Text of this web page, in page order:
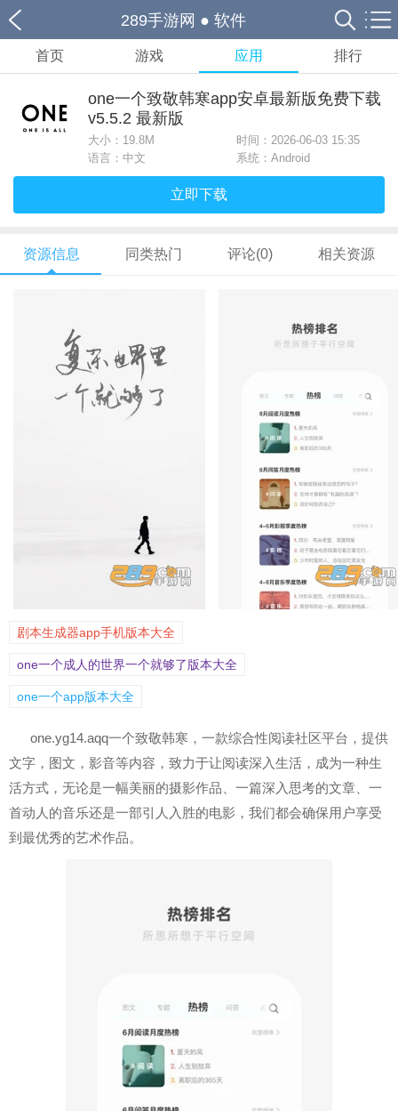
289手游网 ● 软件
首页 游戏 应用 排行
one一个致敬韩寒app安卓最新版免费下载
v5.5.2 最新版
大小： 19.8M
时间：2026-06-03 15:35
语言：中文
系统：Android
立即下载
资源信息 同类热门 评论(0) 相关资源
剧本生成器app手机版本大全
one一个成人的世界一个就够了版本大全
one一个app版本大全
one.yg14.aqq一个致敬韩寒，一款综合性阅读社区平台，提供
文字，图文，影音等内容，致力于让阅读深入生活，成为一种生
活方式，无论是一幅美丽的摄影作品、一篇深入思考的文章、一
首动人的音乐还是一部引人入胜的电影，我们都会确保用户享受
到最优秀的艺术作品。